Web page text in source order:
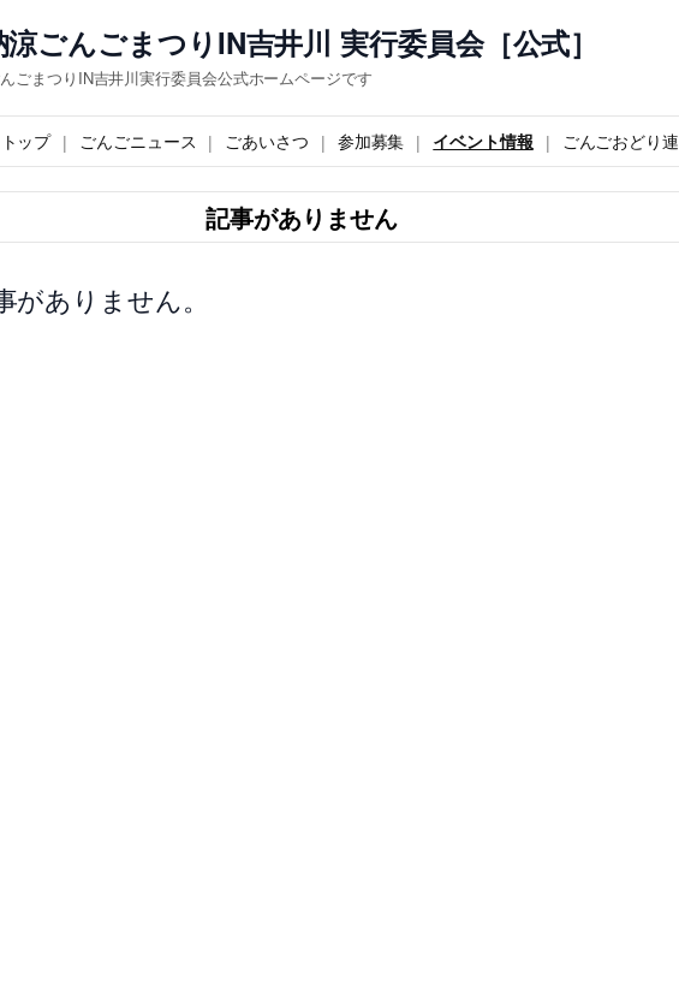
ごんごまつりIN吉井川 実行委員会［公式］
ごまつりIN吉井川実行委員会公式ホームページです
トップ ごんごニュース ごあいさつ 参加募集 イベント情報 ごんごおどり連
記事がありません
がありません。